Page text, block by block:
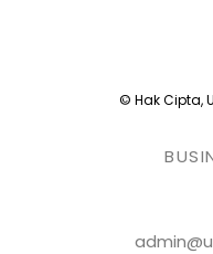
© Hak Cipta,